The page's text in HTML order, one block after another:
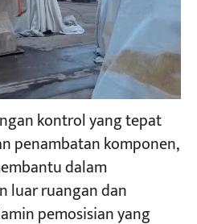
kontrol yang tepat
penambatan komponen,
dalam
luar ruangan dan
pemosisian yang